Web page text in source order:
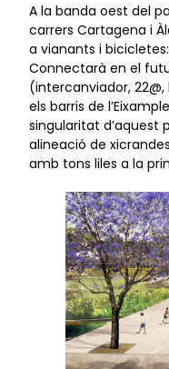
A la banda oest del
carrers Cartagena i
a vianants i
Connectarà en el
(intercanviador,
els barris de
singularitat d’aquest
alineació de
amb tons liles a la